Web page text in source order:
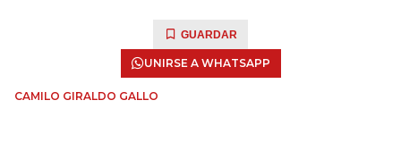
GUARDAR
UNIRSE A WHATSAPP
CAMILO GIRALDO GALLO